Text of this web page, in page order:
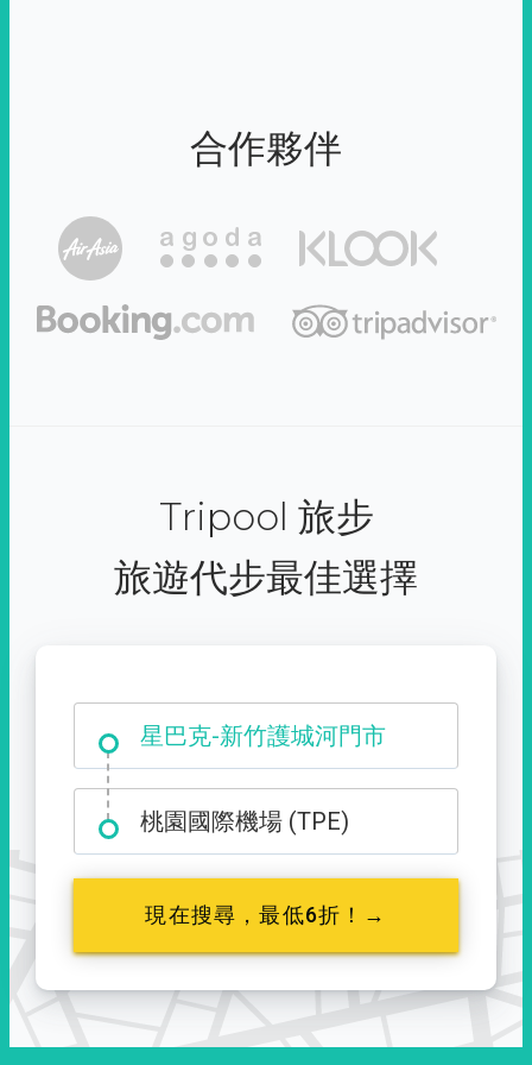
合作夥伴
Tripool 旅步
旅遊代步最佳選擇
星巴克-新竹護城河門市
大霸尖山登山口
桃園國際機場 (TPE)
現在搜尋，最低6折！→